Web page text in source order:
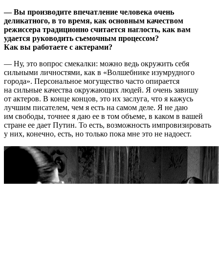
— Вы производите впечатление человека очень
деликатного, в то время, как основным качеством
режиссера традиционно считается наглость, как вам
удается руководить съемочным процессом?
Как вы работаете с актерами?
— Ну, это вопрос смекалки: можно ведь окружить себя
сильными личностями, как в «Волшебнике изумрудного
города». Персональное могущество часто опирается
на сильные качества окружающих людей. Я очень завишу
от актеров. В конце концов, это их заслуга, что я кажусь
лучшим писателем, чем я есть на самом деле. Я не даю
им свободы, точнее я даю ее в том объеме, в каком в вашей
стране ее дает Путин. То есть, возможность импровизировать
у них, конечно, есть, но только пока мне это не надоест.